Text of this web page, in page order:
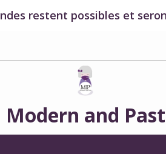
restent possibles et
Modern and Past